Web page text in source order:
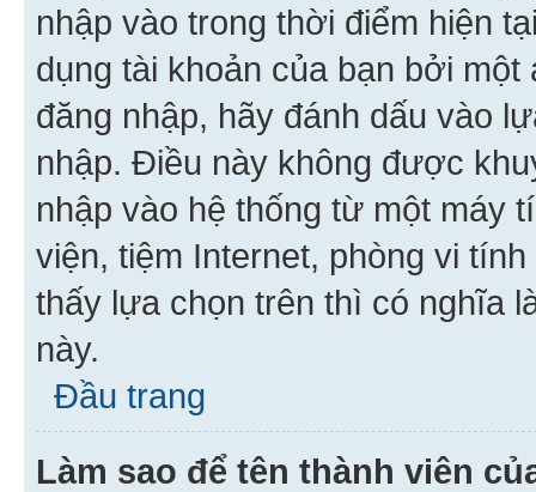
nhập vào trong thời điểm hiện
dụng tài khoản của bạn bởi
đăng nhập, hãy đánh dấu vào
nhập. Điều này không được
nhập vào hệ thống từ một máy
viện, tiệm Internet, phòng vi
thấy lựa chọn trên thì có nghĩa
này.
Đầu trang
Làm sao để tên thành viên